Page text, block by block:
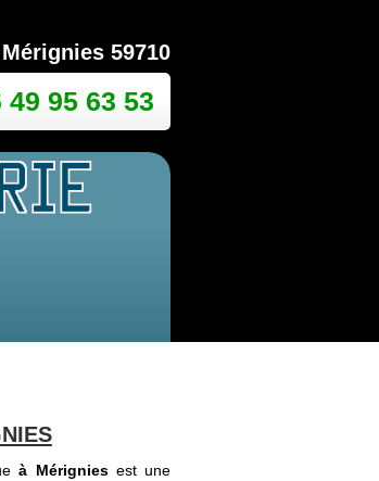
59710
49 95 63 53
à Mérigniesest une